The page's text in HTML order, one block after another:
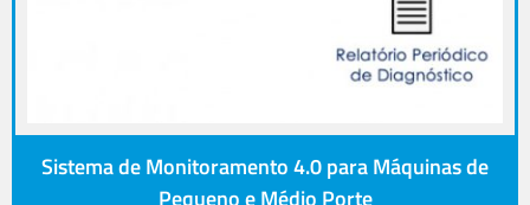
Sistema de Monitoramento 4.0 para Máquinas de
Pequeno e Médio Porte